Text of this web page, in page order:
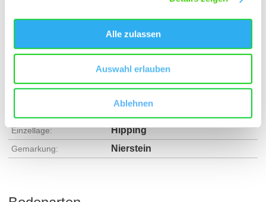
Alle zulassen
Auswahl erlauben
Ablehnen
Rebfläche:23 Hektar
Gemeinde:
Einzellage: Hipping
Gemarkung: Nierstein